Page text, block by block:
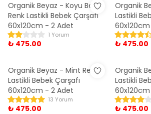
Organik Beyaz - Koyu Bej
Renk Lastikli Bebek Çarşafı
60x120cm - 2 Adet
1 Yorum
₺ 475.00
Organik
Lastikli
₺ 475.00
Organik Beyaz - Mint Renk
Lastikli Bebek Çarşafı
60x120cm - 2 Adet
13 Yorum
₺ 475.00
Organik
Lastikli
₺ 475.00